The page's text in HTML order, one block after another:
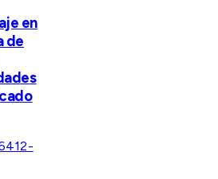
en
de